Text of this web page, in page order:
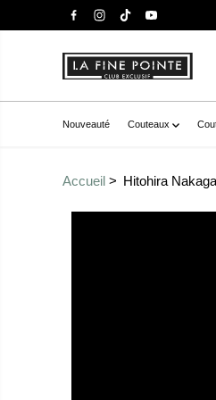
Nouveauté Couteaux
Accueil Hitohira